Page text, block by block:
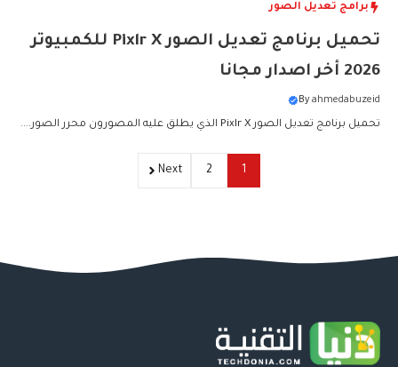
برامج تعديل الصور
تحميل برنامج تعديل الصور Pixlr X للكمبيوتر
2026 أخر اصدار مجانا
Byahmedabuzeid
تحميل برنامج تعديل الصور Pixlr X الذي يطلق عليه المصورون محرر الصور....
1
2
Next